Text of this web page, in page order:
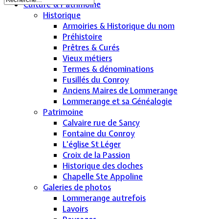
Culture & Patrimoine
Historique
Armoiries & Historique du nom
Préhistoire
Prêtres & Curés
Vieux métiers
Termes & dénominations
Fusillés du Conroy
Anciens Maires de Lommerange
Lommerange et sa Généalogie
Patrimoine
Calvaire rue de Sancy
Fontaine du Conroy
L'église St Léger
Croix de la Passion
Historique des cloches
Chapelle Ste Appoline
Galeries de photos
Lommerange autrefois
Lavoirs